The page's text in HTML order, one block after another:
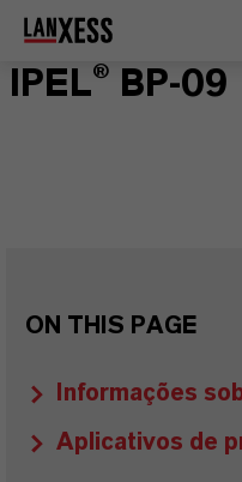
IPEL® BP-09
ON THIS PAGE
Informações
Aplicativos de